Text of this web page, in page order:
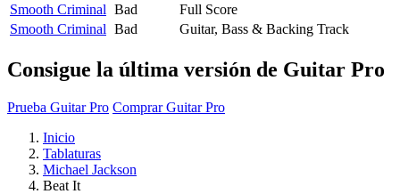
Smooth Criminal Bad
Full Score
Smooth Criminal Bad Guitar, Bass & Backing Track
Consigue la última versión de Guitar Pro
Prueba Guitar Pro Comprar Guitar Pro
Inicio
Tablaturas
Michael Jackson
Beat It